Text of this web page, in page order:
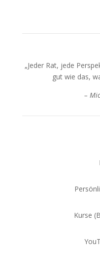
„Jeder Rat, jede
gut wie das,
–
Kurse